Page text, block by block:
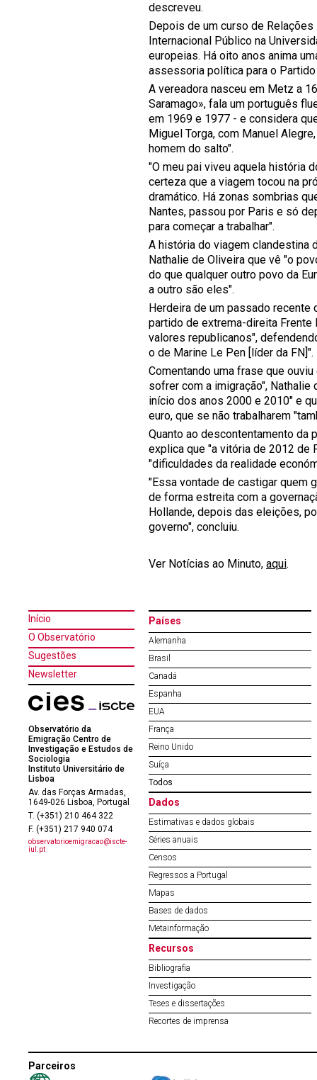
descreveu.
Depois de um curso de
Internacional Público na
europeias. Há oito anos anima
assessoria política para o
A vereadora nasceu em Metz a
Saramago», fala um português
em 1969 e 1977 - e considera
Miguel Torga, com Manuel
homem do salto".
"O meu pai viveu aquela história
certeza que a viagem tocou na
dramático. Há zonas sombrias
Nantes, passou por Paris e só
para começar a trabalhar".
A história do viagem clandestina
Nathalie de Oliveira que vê "o
do que qualquer outro povo da
a outro são eles".
Herdeira de um passado recente
partido de extrema-direita Frente
valores republicanos",
o de Marine Le Pen [líder da FN]".
Comentando uma frase que
sofrer com a imigração",
início dos anos 2000 e 2010" e
euro, que se não trabalharem
Quanto ao descontentamento da
explica que "a vitória de 2012 de
"dificuldades da realidade
"Essa vontade de castigar quem
de forma estreita com a
Hollande, depois das eleições,
governo", concluiu.
Ver Notícias ao Minuto, aqui.
Início
O Observatório
Sugestões
Newsletter
Observatório da
Emigração Centro de
Investigação e Estudos de
Sociologia
Instituto Universitário de
Lisboa
Av. das Forças Armadas,
1649-026 Lisboa, Portugal
T. (+351) 210 464 322
F. (+351) 217 940 074
observatorioemigracao@iscte-
iul.pt
Países
Alemanha
Brasil
Canadá
Espanha
EUA
França
Reino Unido
Suíça
Todos
Dados
Estimativas e dados globais
Séries anuais
Censos
Regressos a Portugal
Mapas
Bases de dados
Metainformação
Recursos
Bibliografia
Investigação
Teses e dissertações
Recortes de imprensa
Parceiros